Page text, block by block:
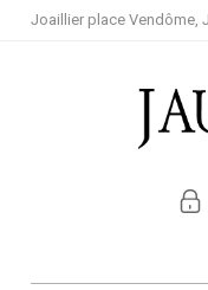
Joaillier place Vendôme,